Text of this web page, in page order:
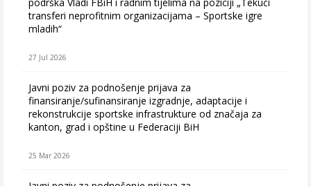
transferi neprofitnim organizacijama – Sportske igre
mladih“
27 Jul 2026
Javni poziv za podnošenje prijava za
finansiranje/sufinansiranje izgradnje, adaptacije i
rekonstrukcije sportske infrastrukture od značaja za
kanton, grad i opštine u Federaciji BiH
25 Mar 2026